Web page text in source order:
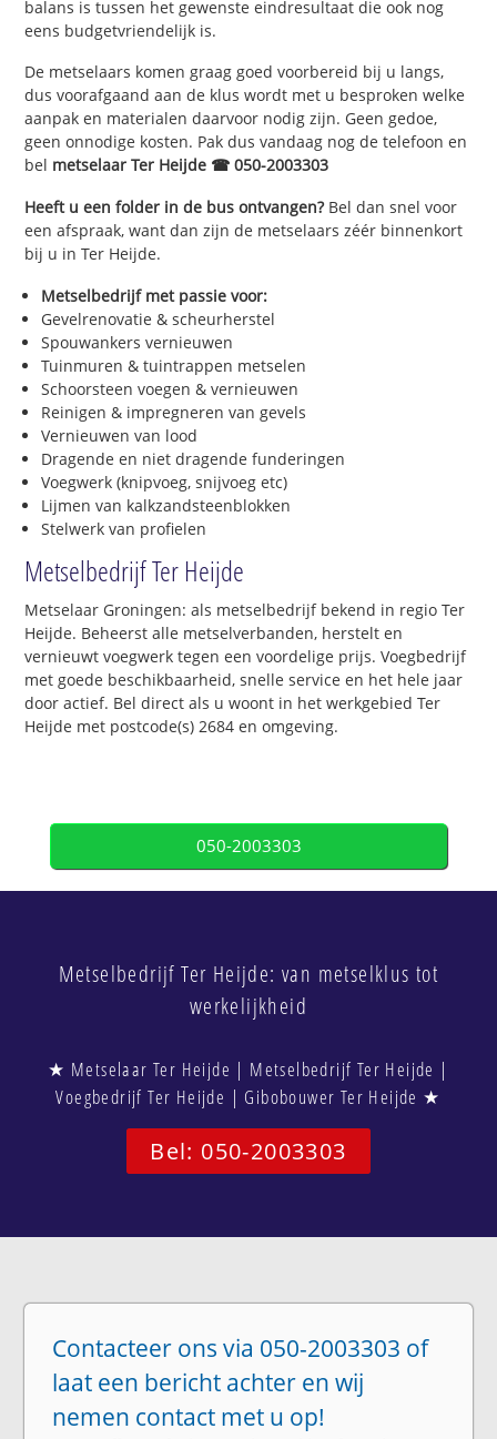
balans is tussen het gewenste eindresultaat die ook nog
eens budgetvriendelijk is.
De metselaars komen graag goed voorbereid bij u langs,
dus voorafgaand aan de klus wordt met u besproken welke
aanpak en materialen daarvoor nodig zijn. Geen gedoe,
geen onnodige kosten. Pak dus vandaag nog de telefoon en
bel metselaar Ter Heijde ☎ 050-2003303
Heeft u een folder in de bus ontvangen?Bel dan snel voor
een afspraak, want dan zijn de metselaars zéér binnenkort
bij u in Ter Heijde.
Metselbedrijf met passie voor:
Gevelrenovatie & scheurherstel
Spouwankers vernieuwen
Tuinmuren & tuintrappen metselen
Schoorsteen voegen & vernieuwen
Reinigen & impregneren van gevels
Vernieuwen van lood
Dragende en niet dragende funderingen
Voegwerk (knipvoeg, snijvoeg etc)
Lijmen van kalkzandsteenblokken
Stelwerk van profielen
Metselbedrijf Ter Heijde
Metselaar Groningen: als metselbedrijf bekend in regio Ter
Heijde. Beheerst alle metselverbanden, herstelt en
vernieuwt voegwerk tegen een voordelige prijs. Voegbedrijf
met goede beschikbaarheid, snelle service en het hele jaar
door actief. Bel direct als u woont in het werkgebied Ter
Heijde met postcode(s) 2684 en omgeving.
050-2003303
Metselbedrijf Ter Heijde: van metselklus tot
werkelijkheid
★ Metselaar Ter Heijde | Metselbedrijf Ter Heijde |
Voegbedrijf Ter Heijde | Gibobouwer Ter Heijde ★
Bel: 050-2003303
Contacteer ons via 050-2003303 of
laat een bericht achter en wij
nemen contact met u op!